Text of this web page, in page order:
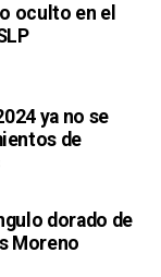
oculto en el
ya no se
de
dorado de
Moreno